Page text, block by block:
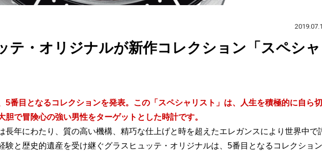
テ・オリジナルが新作コレクション「スペシャ
5番目となるコレクションを発表。この「スペシャリスト」は、人生を積極的に自ら切
胆で冒険心の強い男性をターゲットとした時計です。
長年にわたり、質の高い機構、精巧な仕上げと時を超えたエレガンスにより世界中で
験と歴史的遺産を受け継ぐグラスヒュッテ・オリジナルは、5番目となるコレクション